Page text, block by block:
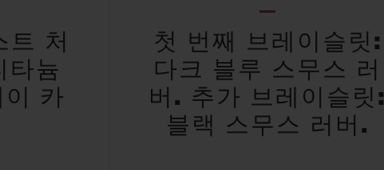
트 처
타늄
카
첫 번째 브레이슬릿:
다크 블루 스무스 러
버. 추가 브레이슬릿:
블랙 스무스 러버.